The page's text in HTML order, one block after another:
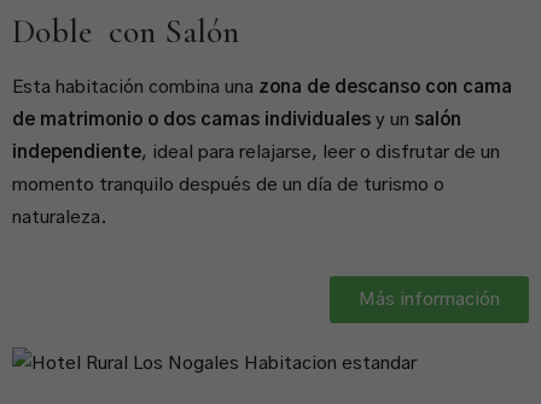
Doble con Salón
Esta habitación combina una zona de descanso con cama
de matrimonio o dos camas individuales y un salón
independiente, ideal para relajarse, leer o disfrutar de un
momento tranquilo después de un día de turismo o
naturaleza.
Más información